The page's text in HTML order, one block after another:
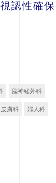
認性確保
脳神経外科
皮膚科 婦人科